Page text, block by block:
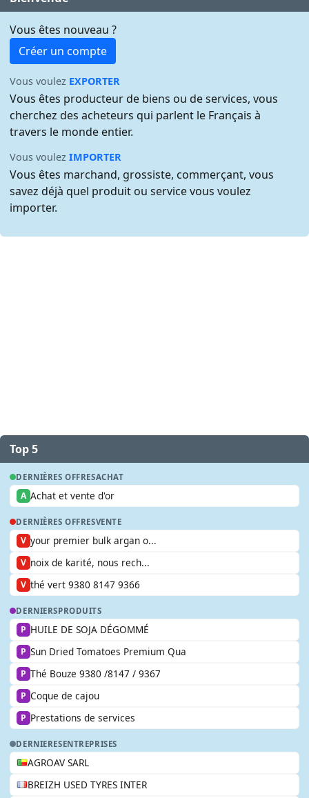
Vous êtes nouveau ?
Créer un compte
Vous voulez EXPORTER
Vous êtes producteur de biens ou de services, vous
cherchez des acheteurs qui parlent le Français à
travers le monde entier.
Vous voulezIMPORTER
Vous êtes marchand, grossiste, commerçant, vous
savez déjà quel produit ou service vous voulez
importer.
Top 5
DERNIÈRES OFFRESACHAT
A Achat et vente d'or
DERNIÈRES OFFRESVENTE
V your premier bulk argan o...
V noix de karité, nous rech...
V thé vert 9380 8147 9366
DERNIERSPRODUITS
P HUILE DE SOJA DÉGOMMÉ
P Sun Dried Tomatoes Premium Qua
P Thé Bouze 9380 /8147 / 9367
P Coque de cajou
P Prestations de services
DERNIERESENTREPRISES
AGROAV SARL
BREIZH USED TYRES INTER